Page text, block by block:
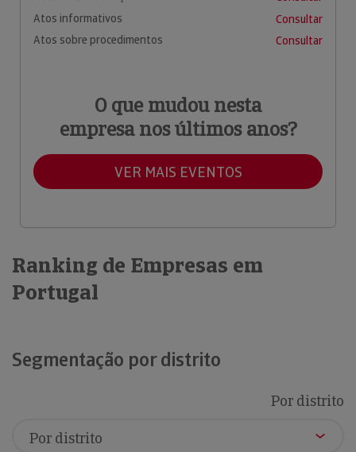
Atos informativos
Consultar
Atos sobre procedimentos
Consultar
O que mudou nesta
empresa nos últimos anos?
VER MAIS EVENTOS
Ranking de Empresas em
Portugal
Segmentação por distrito
Por distrito